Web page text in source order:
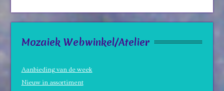
Mozaiek Webwinkel/Atelier
Aanbieding van de week
Nieuw in assortiment